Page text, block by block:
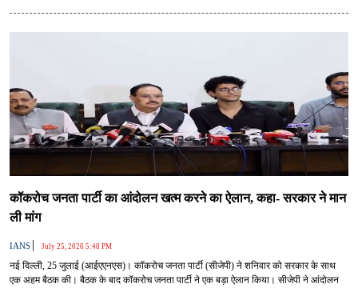
कॉकरोच जनता पार्टी का आंदोलन खत्म करने का ऐलान, कहा- सरकार ने मान
ली मांग
IANS | July 25, 2026 5:48 PM
नई दिल्ली, 25 जुलाई (आईएएनएस)। कॉकरोच जनता पार्टी (सीजेपी) ने शनिवार को सरकार के साथ
एक अहम बैठक की। बैठक के बाद कॉकरोच जनता पार्टी ने एक बड़ा ऐलान किया। सीजेपी ने आंदोलन